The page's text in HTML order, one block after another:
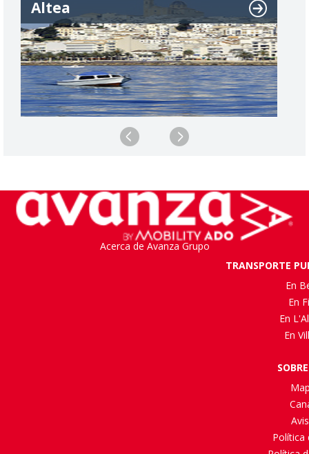
Altea
Acerca de Avanza Grupo
TRANSPORTE
En
En
En
En
Política